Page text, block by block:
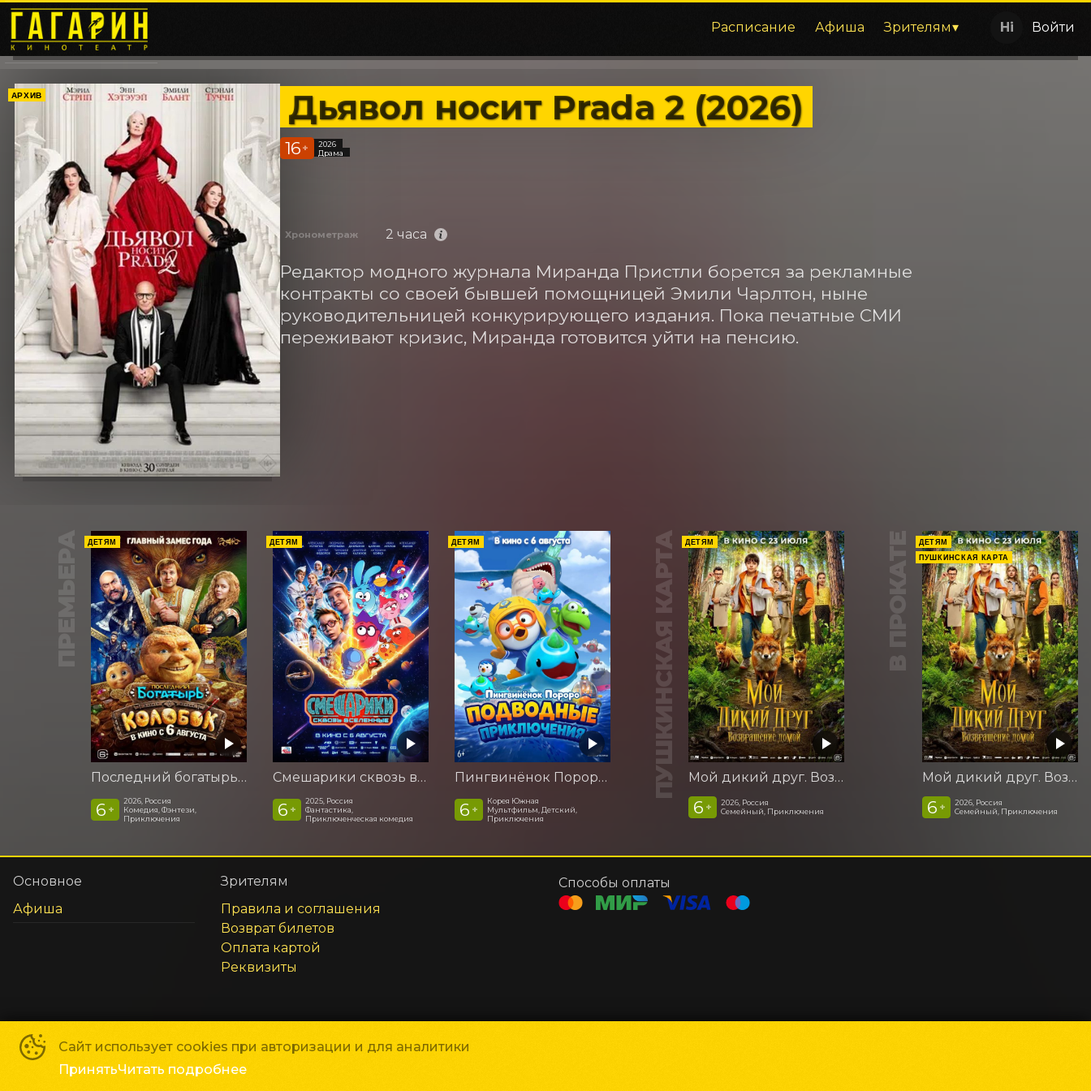
Расписание Афиша Зрителям Войти
АРХИВ Дьявол носит Prada 2 (2026)
16 +
2026
Драма
Хронометраж 2 часа
Редактор модного журнала Миранда Пристли борется за рекламные
контракты со своей бывшей помощницей Эмили Чарлтон, ныне
руководительницей конкурирующего издания. Пока печатные СМИ
переживают кризис, Миранда готовится уйти на пенсию.
ДЕТЯМ
Последний богатырь. Колобок
6 +
2026, Россия
Комедия, Фэнтези,
Приключения
ДЕТЯМ
Смешарики сквозь вселенные
6 +
2025, Россия
Фантастика,
Приключенческая комедия
ДЕТЯМ
Пингвинёнок Пороро. Подводные приключения
6 +
Корея Южная
Мультфильм, Детский,
Приключения
ПУШКИНСКАЯ КАРТА ДЕТЯМ
Мой дикий друг. Возвращение домой
6 +
2026, Россия
Семейный, Приключения
В ПРОКАТЕ
ДЕТЯМ
ПУШКИНСКАЯ КАРТА
Мой дикий друг. Возвращение домой
6 +
2026, Россия
Семейный, Приключения
Сайт использует cookies при авторизации и для аналитики
ПринятьЧитать подробнее
Основное
Афиша
Зрителям
Правила и соглашения
Возврат билетов
Оплата картой
Реквизиты
Способы оплаты
Сеть кинотеатров «Галактика» ©2018-2026